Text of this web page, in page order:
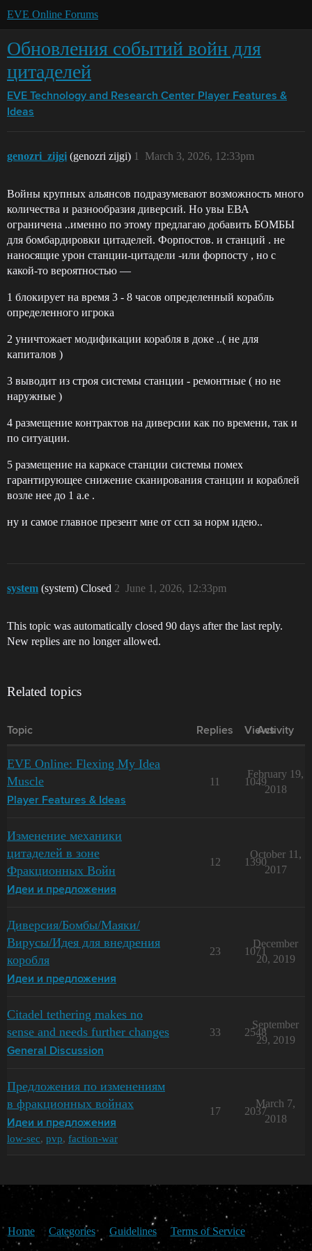
EVE Online Forums
Обновления событий войн для
цитаделей
EVE Technology and Research Center Player Features &
Ideas
genozri_zijgi (genozri zijgi) March 3, 2026, 12:33pm
1
Войны крупных альянсов подразумевают возможность много
количества и разнообразия диверсий. Но увы ЕВА
ограничена ..именно по этому предлагаю добавить БОМБЫ
для бомбардировки цитаделей. Форпостов. и станций . не
наносящие урон станции-цитадели -или форпосту , но с
какой-то вероятностью —
1 блокирует на время 3 - 8 часов определенный корабль
определенного игрока
2 уничтожает модификации корабля в доке ..( не для
капиталов )
3 выводит из строя системы станции - ремонтные ( но не
наружные )
4 размещение контрактов на диверсии как по времени, так и
по ситуации.
5 размещение на каркасе станции системы помех
гарантирующее снижение сканирования станции и кораблей
возле нее до 1 а.е .
ну и самое главное презент мне от ссп за норм идею..
system (system) Closed June 1, 2026, 12:33pm
2
This topic was automatically closed 90 days after the last reply.
New replies are no longer allowed.
Related topics
Topic Replies Views
Activity
EVE Online: Flexing My Idea
Muscle
Player Features & Ideas
11 1049
February 19,
2018
Изменение механики
цитаделей в зоне
Фракционных Войн
Идеи и предложения
12 1390
October 11,
2017
Диверсия/Бомбы/Маяки/
Вирусы/Идея для внедрения
коробля
Идеи и предложения
23 1071
December
20, 2019
Citadel tethering makes no
sense and needs further changes
General Discussion
33 2548
September
29, 2019
Предложения по изменениям
в фракционных войнах
Идеи и предложения
low-sec, pvp, faction-war
17 2037
March 7,
2018
Home Categories Guidelines Terms of Service